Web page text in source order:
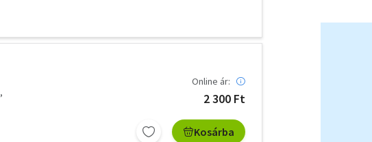
Online ár:
2 300 Ft
Kosárba